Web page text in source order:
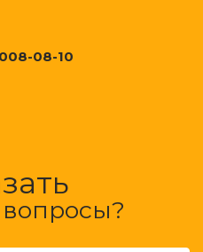
08-10
вопросы?